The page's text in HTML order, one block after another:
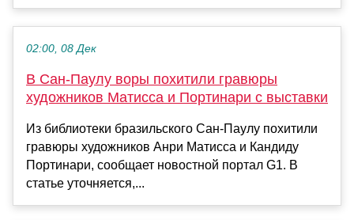
02:00, 08 Дек
В Сан-Паулу воры похитили гравюры
художников Матисса и Портинари с выставки
Из библиотеки бразильского Сан-Паулу похитили
гравюры художников Анри Матисса и Кандиду
Портинари, сообщает новостной портал G1. В
статье уточняется,...